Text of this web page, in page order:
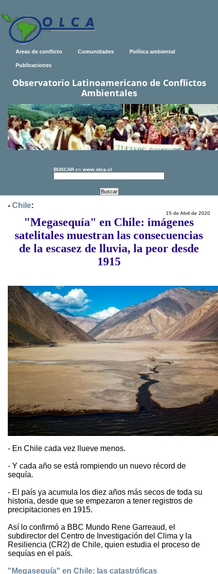
Areas de conflicto Comunidades Política ambiental
Publicaciones
Observatorio Latinoamericano de Conflictos
Ambientales
BUSCAR en www.olca.cl
- Chile:
15 de Abril de 2020
"Megasequía" en Chile: imágenes
satelitales muestran las consecuencias
de la escasez de lluvia, la peor desde
1915
- En Chile cada vez llueve menos.
- Y cada año se está rompiendo un nuevo récord de
sequía.
- El país ya acumula los diez años más secos de toda su
historia, desde que se empezaron a tener registros de
precipitaciones en 1915.
Así lo confirmó a BBC Mundo Rene Garreaud, el
subdirector del Centro de Investigación del Clima y la
Resiliencia (CR2) de Chile, quien estudia el proceso de
sequías en el país.
"Megasequía" en Chile: las catastróficas